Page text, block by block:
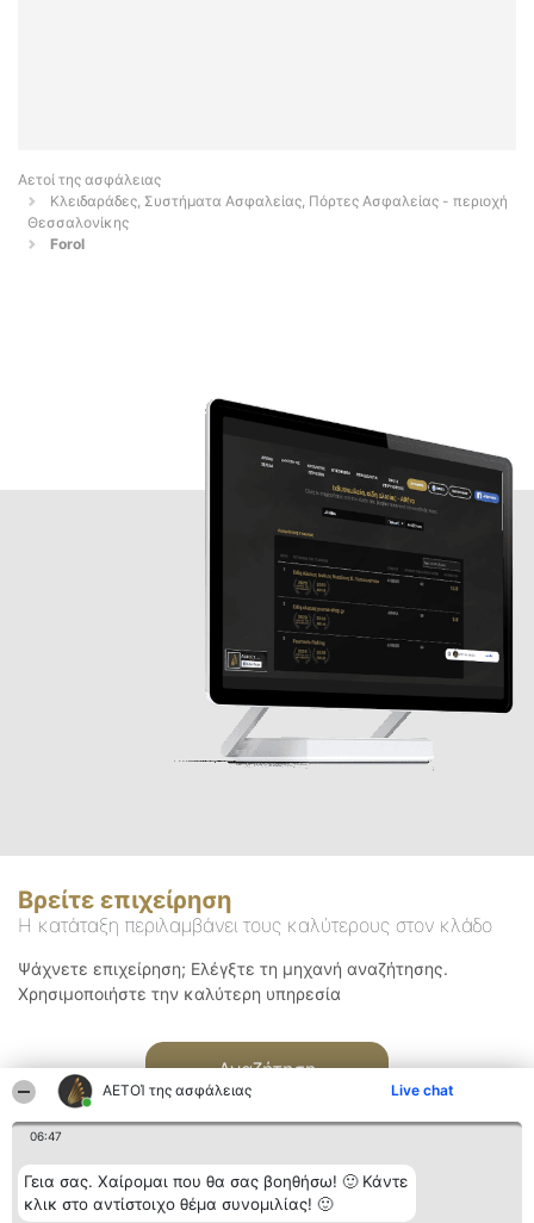
ΑΕΤΟΊ της ασφάλειας Live chat
06:47
Γεια σας. Χαίρομαι που θα σας βοηθήσω! 🙂 Κάντε
κλικ στο αντίστοιχο θέμα συνομιλίας! 🙂
Αετοί της ασφάλειας
Κλειδαράδες, Συστήματα Ασφαλείας, Πόρτες Ασφαλείας - περιοχή
Θεσσαλονίκης
Forol
Βρείτε επιχείρηση
Η κατάταξη περιλαμβάνει τους καλύτερους στον κλάδο
Ψάχνετε επιχείρηση; Ελέγξτε τη μηχανή αναζήτησης.
Χρησιμοποιήστε την καλύτερη υπηρεσία
Αναζήτηση